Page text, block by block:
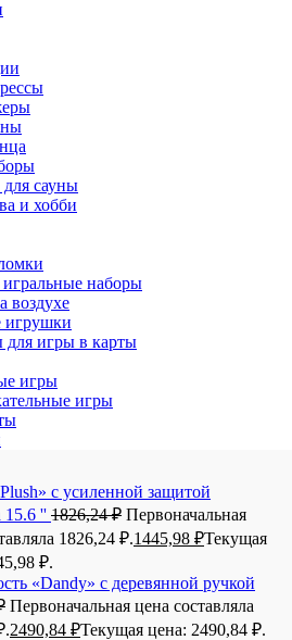
сауны
и хобби
наборы
воздухе
игрушки
для игры в карты
игры
игры
c усиленной защитой
15.6 '' 1826,24₽ Первоначальная
1826,24 ₽.1445,98 ₽Текущая
₽.
«Dandy» с деревянной ручкой
Первоначальная цена составляла
2490,84 ₽Текущая цена: 2490,84 ₽.